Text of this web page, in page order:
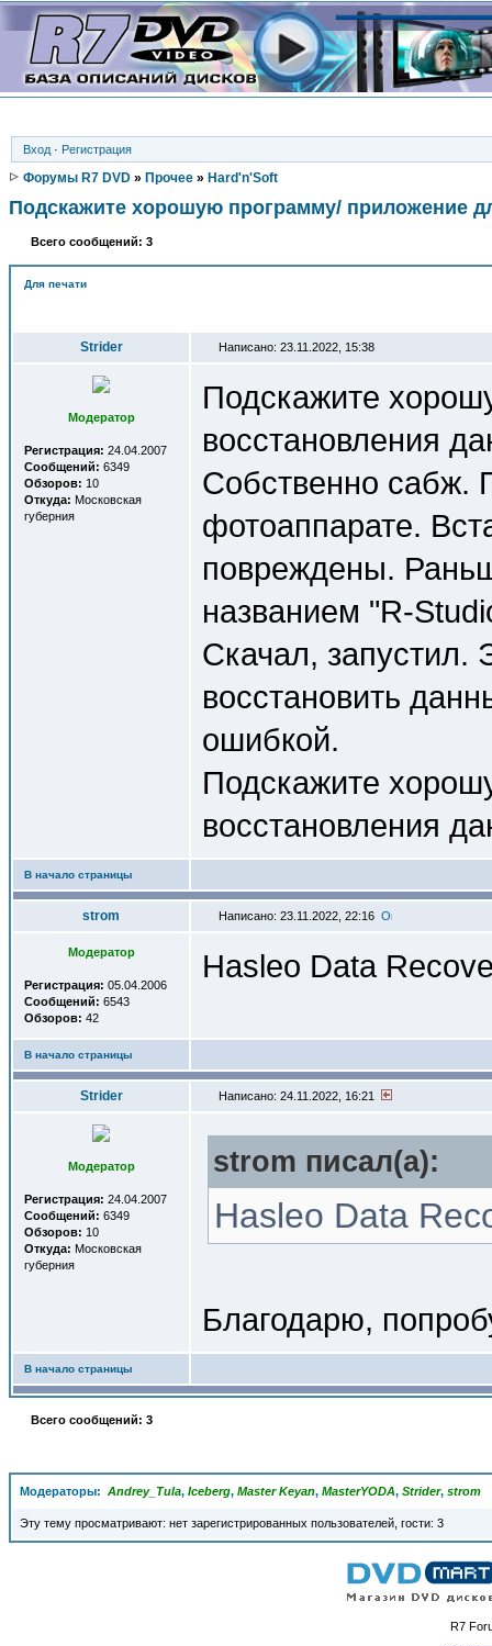
Вход · Регистрация
Форумы R7 DVD » Прочее » Hard'n'Soft
Подскажите хорошую программу/ приложение
Всего сообщений: 3
Для печати
Strider Написано: 23.11.2022, 15:38
Модератор
Регистрация: 24.04.2007
Сообщений: 6349
Обзоров: 10
Откуда: Московская
губерния
Подскажите
восстановления
Собственно сабж.
фотоаппарате.
повреждены.
названием "R-
Скачал, запустил.
восстановить
ошибкой.
Подскажите
восстановления
В начало страницы
strom Написано: 23.11.2022, 22:16
Модератор
Регистрация: 05.04.2006
Сообщений: 6543
Обзоров: 42
Hasleo Data
В начало страницы
Strider Написано: 24.11.2022, 16:21
Модератор
Регистрация: 24.04.2007
Сообщений: 6349
Обзоров: 10
Откуда: Московская
губерния
strom писал(a):
Hasleo Data
Благодарю,
В начало страницы
Всего сообщений: 3
Модераторы: Andrey_Tula, Iceberg, Master Keyan, MasterYODA, Strider, strom
Эту тему просматривают: нет зарегистрированных пользователей, гости: 3
R7